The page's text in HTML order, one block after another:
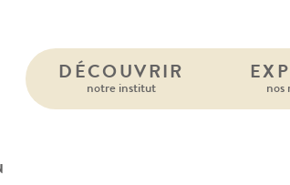
DÉCOUVRIR
notre institut nos